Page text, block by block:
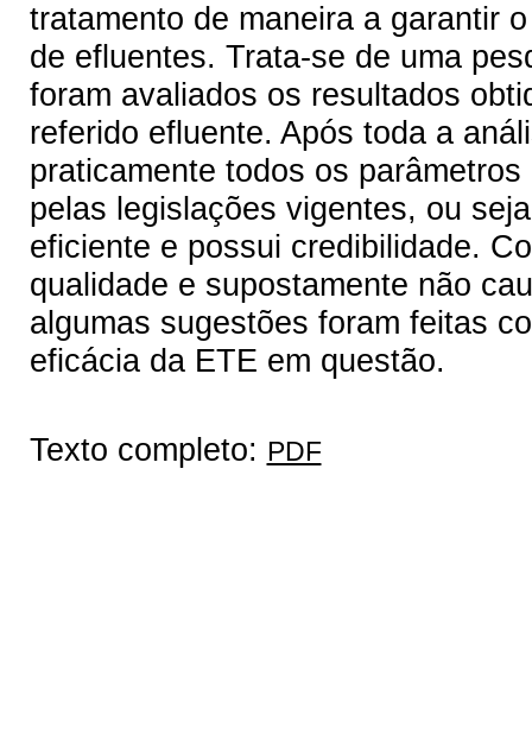
tratamento de maneira a garantir
de efluentes. Trata-se de uma
foram avaliados os resultados
referido efluente. Após toda a
praticamente todos os
pelas legislações vigentes, ou
eficiente e possui credibilidade.
qualidade e supostamente não
algumas sugestões foram feitas
eficácia da ETE em questão.
Texto completo: PDF